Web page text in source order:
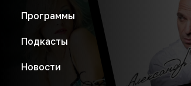
Программы
Подкасты
Новости